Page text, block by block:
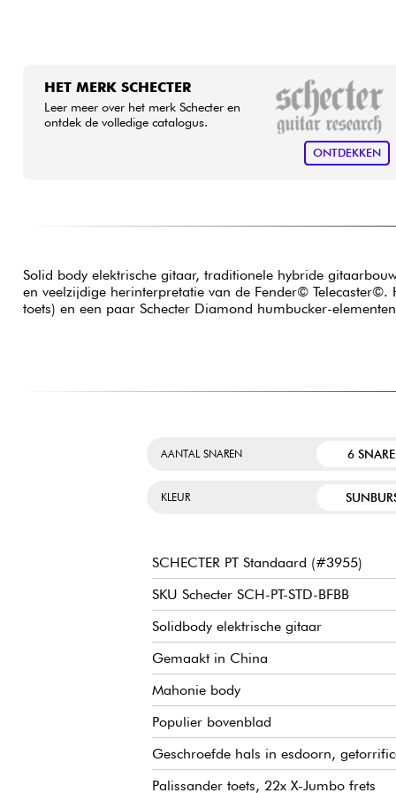
HET MERK SCHECTER
Leer meer over het merk Schecter en
ontdek de volledige catalogus.
ONTDEKKEN
Solid body elektrische gitaar, traditionele hybride
en veelzijdige herinterpretatie van de Fender©
toets) en een paar Schecter Diamond humbucker-
AANTAL SNAREN 6
KLEUR
SCHECTER PT Standaard (#3955)
SKU Schecter SCH-PT-STD-BFBB
Solidbody elektrische gitaar
Gemaakt in China
Mahonie body
Populier bovenblad
Geschroefde hals in esdoorn,
Palissander toets, 22x X-Jumbo frets